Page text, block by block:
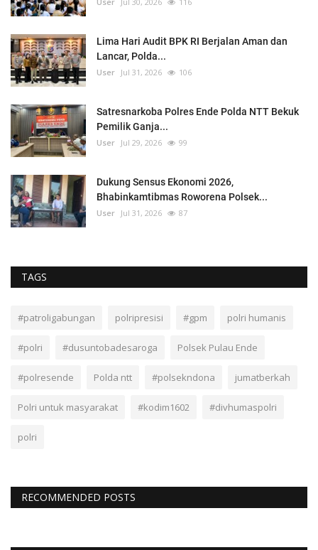
Lima Hari Audit BPK RI Berjalan Aman dan
Lancar, Polda...
User Jul 31, 2026 106
Satresnarkoba Polres Ende Polda NTT Bekuk
Pemilik Ganja...
User Jul 29, 2026 99
Dukung Sensus Ekonomi 2026,
Bhabinkamtibmas Roworena Polsek...
User Jul 31, 2026 87
TAGS
#patroligabungan polripresisi #gpm polri humanis
#polri #dusuntobadesaroga Polsek Pulau Ende
#polresende Polda ntt #polsekndona jumatberkah
Polri untuk masyarakat #kodim1602 #divhumaspolri
polri
RECOMMENDED POSTS